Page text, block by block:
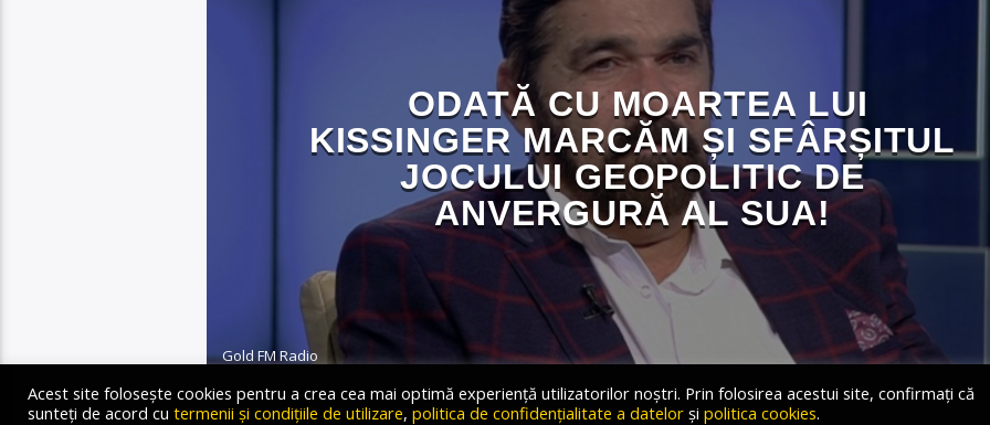
ODATĂ CU MOARTEA LUI
KISSINGER MARCĂM ȘI SFÂRȘITUL
JOCULUI GEOPOLITIC DE
ANVERGURĂ AL SUA!
Gold FM Radio
30 NOIEMBRIE 2023
Acest site folosește cookies pentru a crea cea mai optimă experiență utilizatorilor noștri. Prin folosirea acestui site, confirmați că
sunteți de acord cu termenii și condițiile de utilizare, politica de confidențialitate a datelor și politica cookies.